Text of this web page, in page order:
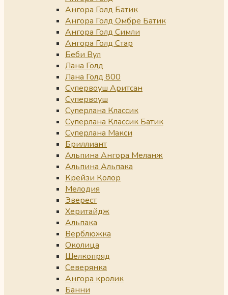
Ангора Голд Батик
Ангора Голд Омбре Батик
Ангора Голд Симли
Ангора Голд Стар
Беби Вул
Лана Голд
Лана Голд 800
Супервоуш Аритсан
Супервоуш
Суперлана Классик
Суперлана Классик Батик
Суперлана Макси
Бриллиант
Альпина Ангора Меланж
Альпина Альпака
Крейзи Колор
Мелодия
Эверест
Херитайдж
Альпака
Верблюжка
Околица
Шелкопряд
Северянка
Ангора кролик
Банни